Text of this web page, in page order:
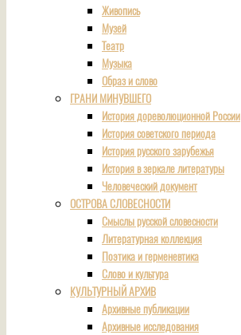
Живопись
Музей
Театр
Музыка
Образ и слово
ГРАНИ МИНУВШЕГО
История дореволюционной России
История советского периода
История русского зарубежья
История в зеркале литературы
Человеческий документ
ОСТРОВА СЛОВЕСНОСТИ
Смыслы русской словесности
Литературная коллекция
Поэтика и герменевтика
Слово и культура
КУЛЬТУРНЫЙ АРХИВ
Архивные публикации
Архивные исследования